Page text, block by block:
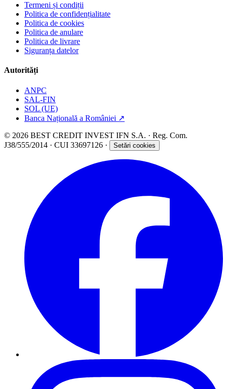
Termeni și condiții
Politica de confidențialitate
Politica de cookies
Politica de anulare
Politica de livrare
Siguranța datelor
Autorități
ANPC
SAL-FIN
SOL (UE)
Banca Națională a României ↗
© 2026 BEST CREDIT INVEST IFN S.A. · Reg. Com.
J38/555/2014 · CUI 33697126 ·
Setări cookies